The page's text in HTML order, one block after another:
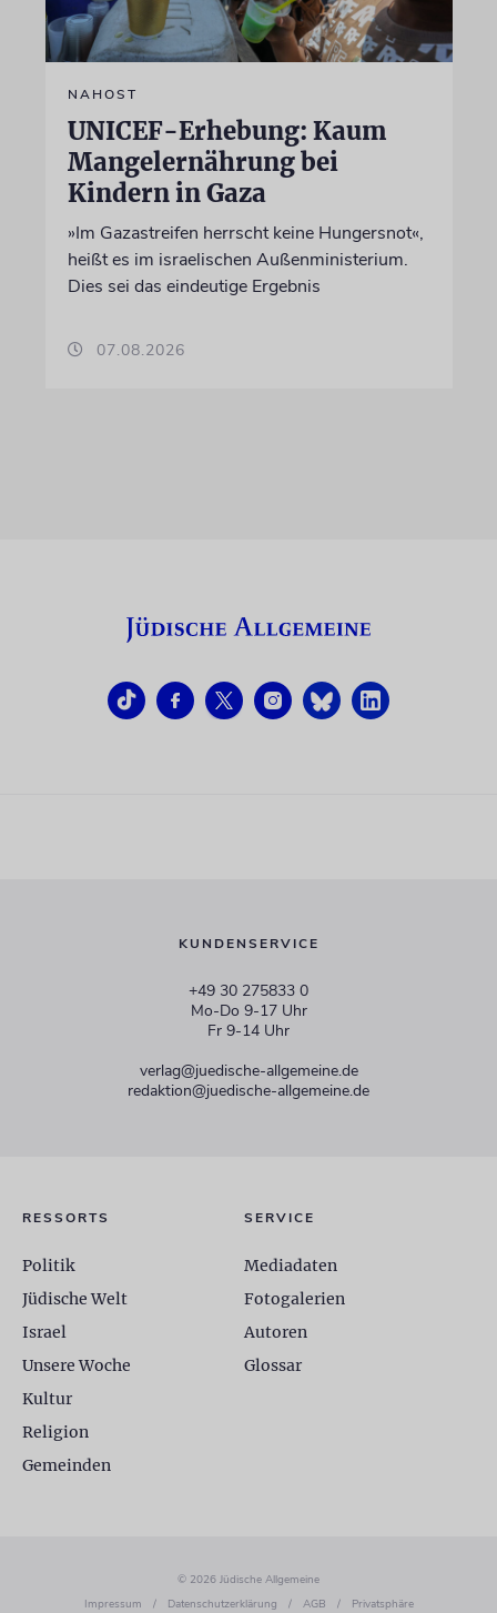
NAHOST
UNICEF-Erhebung: Kaum
Mangelernährung bei
Kindern in Gaza
»Im Gazastreifen herrscht keine Hungersnot«,
heißt es im israelischen Außenministerium.
Dies sei das eindeutige Ergebnis
07.08.2026
KUNDENSERVICE
+49 30 275833 0
Mo-Do 9-17 Uhr
Fr 9-14 Uhr
verlag@juedische-allgemeine.de
redaktion@juedische-allgemeine.de
RESSORTS
Politik
Jüdische Welt
Israel
Unsere Woche
Kultur
Religion
Gemeinden
SERVICE
Mediadaten
Fotogalerien
Autoren
Glossar
© 2026 Jüdische Allgemeine
Impressum
/ Datenschutzerklärung / AGB / Privatsphäre